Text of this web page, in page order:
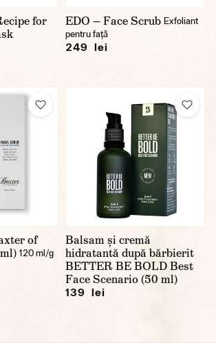
for
EDO — Face Scrub Exfoliant
pentru față
249 lei
of
120 ml/g
Balsam și cremă
hidratantă după bărbierit
BETTER BE BOLD Best
Face Scenario (50 ml)
139 lei